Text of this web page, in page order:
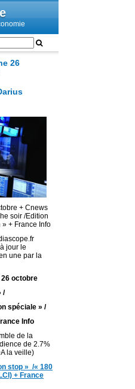
26
+ Cnews
soir /Edition
+ France Info
jour le
une par la
octobre
/
spéciale » /
Info
de la
de 2.7%
la veille)
stop » /« 180
+ France